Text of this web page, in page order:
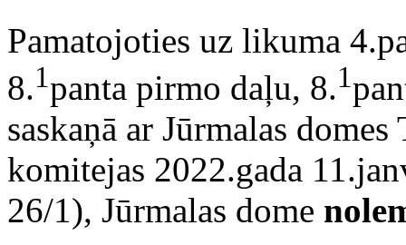
Pamatojoties uz likuma
8.1panta pirmo daļu, 8.1
saskaņā ar Jūrmalas
komitejas 2022.gada
26/1), Jūrmalas dome